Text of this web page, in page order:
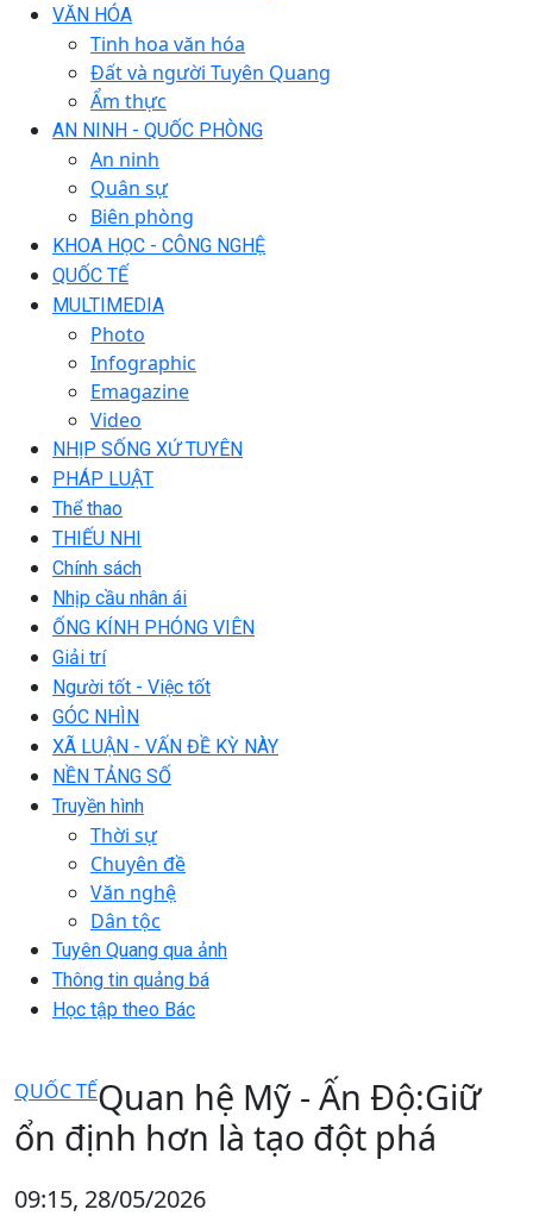
VĂN HÓA
Tinh hoa văn hóa
Đất và người Tuyên Quang
Ẩm thực
AN NINH - QUỐC PHÒNG
An ninh
Quân sự
Biên phòng
KHOA HỌC - CÔNG NGHỆ
QUỐC TẾ
MULTIMEDIA
Photo
Infographic
Emagazine
Video
NHỊP SỐNG XỨ TUYÊN
PHÁP LUẬT
Thể thao
THIẾU NHI
Chính sách
Nhịp cầu nhân ái
ỐNG KÍNH PHÓNG VIÊN
Giải trí
Người tốt - Việc tốt
GÓC NHÌN
XÃ LUẬN - VẤN ĐỀ KỲ NÀY
NỀN TẢNG SỐ
Truyền hình
Thời sự
Chuyên đề
Văn nghệ
Dân tộc
Tuyên Quang qua ảnh
Thông tin quảng bá
Học tập theo Bác
QUỐC TẾQuan hệ Mỹ - Ấn Độ:Giữ
ổn định hơn là tạo đột phá
09:15, 28/05/2026